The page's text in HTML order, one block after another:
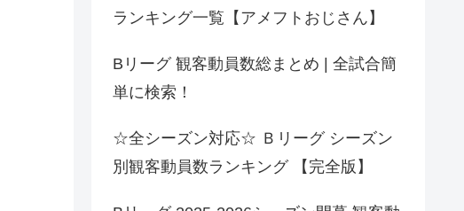
ランキング一覧【アメフトおじさん】
Bリーグ 観客動員数総まとめ | 全試合簡
単に検索！
☆全シーズン対応☆ Ｂリーグ シーズン
別観客動員数ランキング 【完全版】